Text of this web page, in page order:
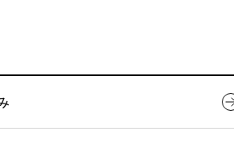
プレスリリース